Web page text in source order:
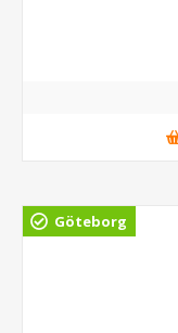
Göteborg